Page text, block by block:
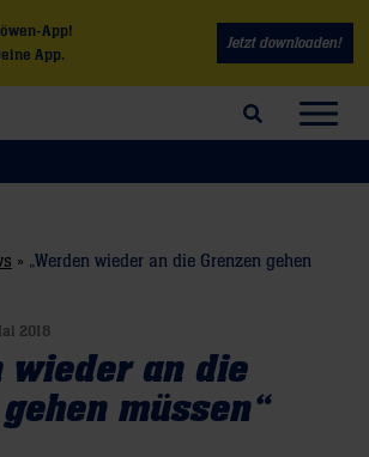
App!
App.
Jetzt downloaden!
Suchfeld öffnen
» „Werden wieder an die Grenzen gehen
2018
wieder an die
müssen“